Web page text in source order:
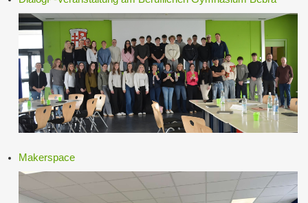
Makerspace